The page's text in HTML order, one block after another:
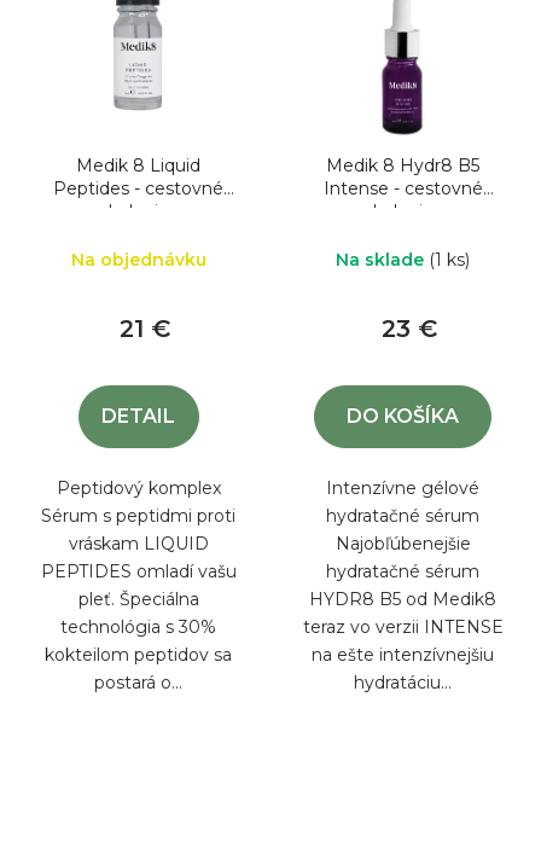
Medik 8 Liquid
Peptides - cestovné
balenie
Na objednávku
21 €
DETAIL
Peptidový komplex
Sérum s peptidmi proti
vráskam LIQUID
PEPTIDES omladí vašu
pleť. Špeciálna
technológia s 30%
kokteilom peptidov sa
postará o...
Medik 8 Hydr8 B5
Intense - cestovné
balenie
Na sklade (1 ks)
23 €
DO KOŠÍKA
Intenzívne gélové
hydratačné sérum
Najobľúbenejšie
hydratačné sérum
HYDR8 B5 od Medik8
teraz vo verzii INTENSE
na ešte intenzívnejšiu
hydratáciu...